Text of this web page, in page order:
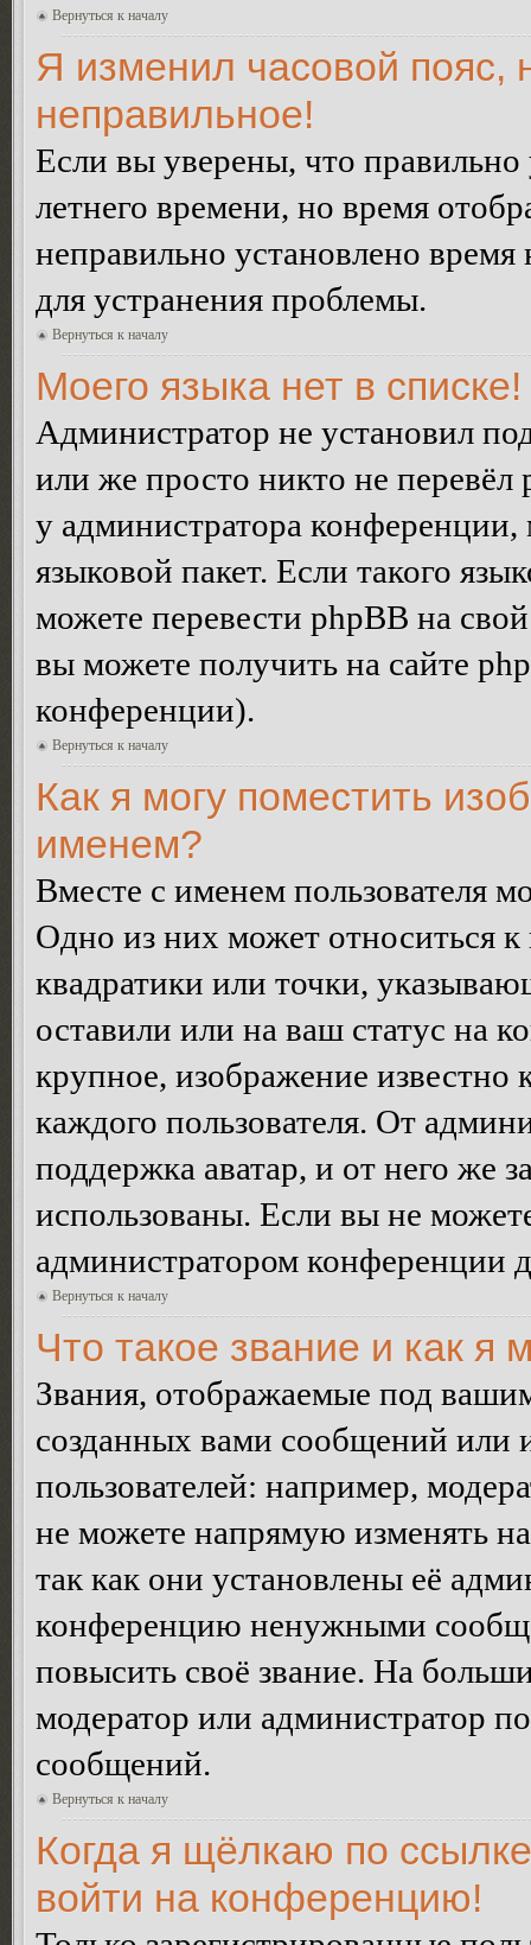
Вернуться к началу
Я изменил часовой пояс,
неправильное!
Если вы уверены, что правильно
летнего времени, но время
неправильно установлено
для устранения проблемы.
Вернуться к началу
Моего языка нет в списке!
Администратор не установил
или же просто никто не
у администратора
языковой пакет. Если такого
можете перевести phpBB на
вы можете получить на сайте
конференции).
Вернуться к началу
Как я могу поместить
именем?
Вместе с именем пользователя
Одно из них может относиться
квадратики или точки,
оставили или на ваш статус на
крупное, изображение известно
каждого пользователя. От
поддержка аватар, и от него же
использованы. Если вы не
администратором конференции
Вернуться к началу
Что такое звание и как я
Звания, отображаемые под
созданных вами сообщений
пользователей: например,
не можете напрямую изменять
так как они установлены её
конференцию ненужными
повысить своё звание. На
модератор или администратор
сообщений.
Вернуться к началу
Когда я щёлкаю по
войти на конференцию!